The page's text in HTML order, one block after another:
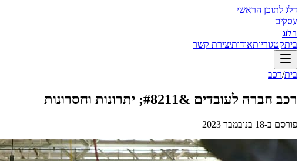
דלג לתוכן הראשי
עסקים
בלוג
ביתקטגוריותאודותיצירת קשר
בית/רכב
רכב חברה לעובדים &#8211; יתרונות וחסרונות
פורסם ב-18 בנובמבר 2023